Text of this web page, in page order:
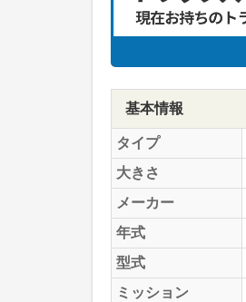
基本情報
タイプ
大きさ
メーカー
年式
型式
ミッション